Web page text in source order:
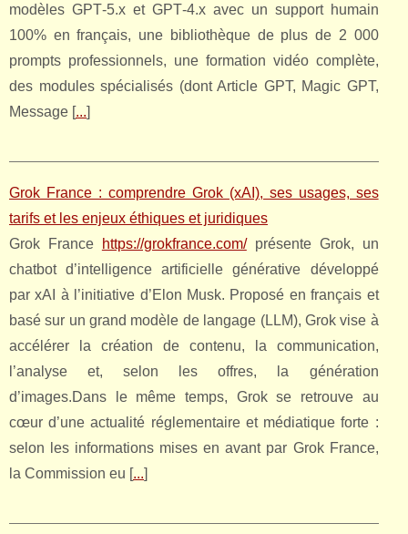
modèles GPT‑5.x et GPT‑4.x avec un support humain
100% en français, une bibliothèque de plus de 2 000
prompts professionnels, une formation vidéo complète,
des modules spécialisés (dont Article GPT, Magic GPT,
Message [...]
Grok France : comprendre Grok (xAI), ses usages, ses
tarifs et les enjeux éthiques et juridiques
Grok France
https://grokfrance.com/présente Grok, un
chatbot d’intelligence artificielle générative développé
par xAI à l’initiative d’Elon Musk. Proposé en français et
basé sur un grand modèle de langage (LLM), Grok vise à
accélérer la création de contenu, la communication,
l’analyse et, selon les offres, la génération
d’images.Dans le même temps, Grok se retrouve au
cœur d’une actualité réglementaire et médiatique forte :
selon les informations mises en avant par Grok France,
la Commission eu [...]